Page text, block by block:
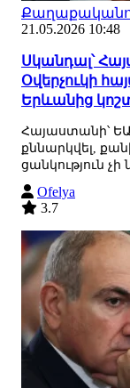
21.05.2026 10:48
Սկանդալ՝
Օվերչուկի
Երևանից
Հայաստանի՝
քննարկվել,
ցանկություն չի
Ofelya
3.7